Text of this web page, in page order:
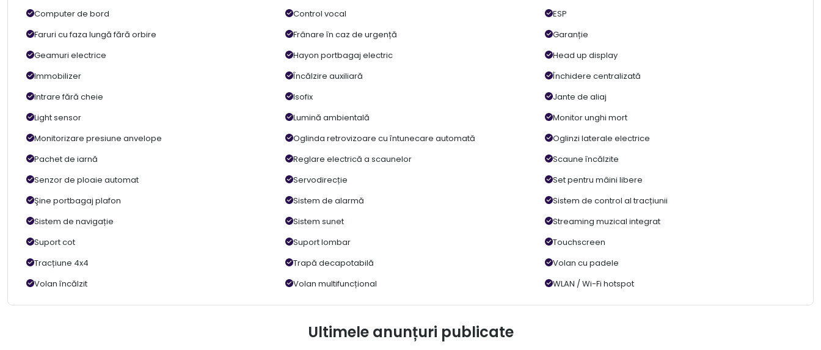
Computer de bord
Control vocal
ESP
Faruri cu faza lungă fără orbire
Frânare în caz de urgență
Garanție
Geamuri electrice
Hayon portbagaj electric
Head up display
Immobilizer
Încălzire auxiliară
Închidere centralizată
Intrare fără cheie
Isofix
Jante de aliaj
Light sensor
Lumină ambientală
Monitor unghi mort
Monitorizare presiune anvelope
Oglinda retrovizoare cu întunecare automată
Oglinzi laterale electrice
Pachet de iarnă
Reglare electrică a scaunelor
Scaune încălzite
Senzor de ploaie automat
Servodirecție
Set pentru mâini libere
Şine portbagaj plafon
Sistem de alarmă
Sistem de control al tracțiunii
Sistem de navigație
Sistem sunet
Streaming muzical integrat
Suport cot
Suport lombar
Touchscreen
Tracțiune 4x4
Trapă decapotabilă
Volan cu padele
Volan încălzit
Volan multifuncțional WLAN / Wi-Fi hotspot
Ultimele anunțuri publicate